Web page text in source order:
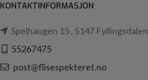
KONTAKTINFORMASJON
Spelhaugen 15 , 5147 Fyllingsdalen
55267475
post@flisespekteret.no